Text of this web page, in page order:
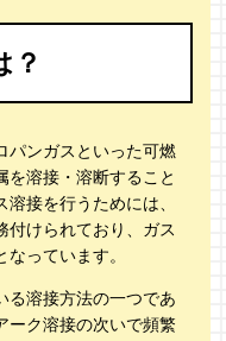
？
パンガスといった可燃
を溶接・溶断すること
接を行うためには、
付けられており、ガス
っています。
る溶接方法の一つであ
ーク溶接の次いで頻繁